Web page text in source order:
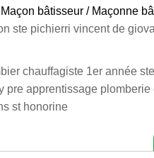
Maçon bâtisseur / Maçonne
ste pichierri vincent de
chauffagiste 1er année
pre apprentissage
st honorine